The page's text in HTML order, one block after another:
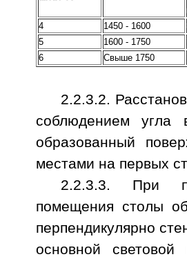
4
1450 - 1600
5
1600 - 1750
6
Свыше 1750
2.2.3.2.
соблюдением угла
образованный
местами на первых
2.2.3.3. При
помещения столы
перпендикулярно
основной